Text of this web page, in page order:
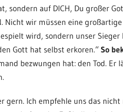
sondern auf DICH, Du großer
Nicht wir müssen eine
wird, sondern unser Sieger
Gott hat selbst erkoren.“ So
bezwungen hat: den Tod. Er
gern. Ich empfehle uns das